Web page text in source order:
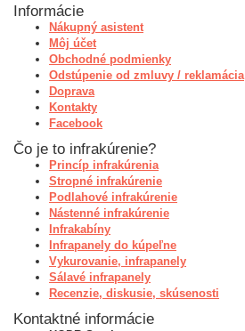
Informácie
Nákupný asistent
Môj účet
Obchodné podmienky
Odstúpenie od zmluvy / reklamácia
Doprava
Kontakty
Facebook
Čo je to infrakúrenie?
Princíp infrakúrenia
Stropné infrakúrenie
Podlahové infrakúrenie
Nástenné infrakúrenie
Infrakabíny
Infrapanely do kúpeľne
Vykurovanie, infrapanely
Sálavé infrapanely
Recenzie, diskusie, skúsenosti
Kontaktné informácie